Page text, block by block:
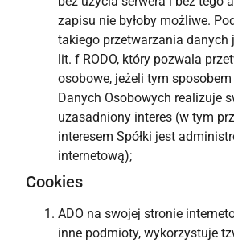
zapisu nie byłoby możliwe.
takiego przetwarzania danych
lit. f RODO, który pozwala
osobowe, jeżeli tym
Danych Osobowych realizuje
uzasadniony interes (w tym
interesem Spółki jest
internetową);
Cookies
ADO na swojej stronie
inne podmioty, wykorzystuje